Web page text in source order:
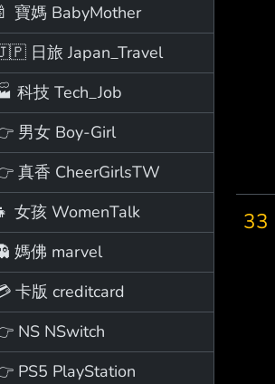
寶媽 BabyMother
日旅 Japan_Travel
科技 Tech_Job
男女 Boy-Girl
真香 CheerGirlsTW
女孩 WomenTalk
媽佛 marvel
卡版 creditcard
NS NSwitch
PS5 PlayStation
33